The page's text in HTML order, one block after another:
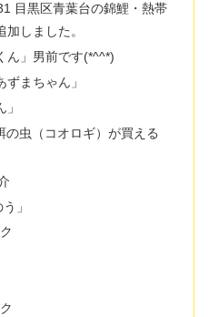
目黒区青葉台の錦鯉・熱帯
しました。
ん」男前です(*^^*)
まちゃん」
の虫（コオロギ）が買える
」